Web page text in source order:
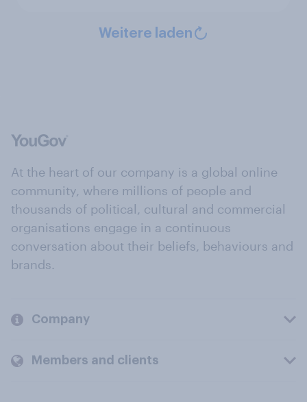
Weitere laden
At the heart of our company is a global online
community, where millions of people and
thousands of political, cultural and commercial
organisations engage in a continuous
conversation about their beliefs, behaviours and
brands.
Company
Members and clients